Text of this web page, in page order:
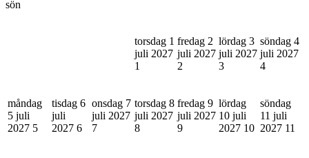
sön
torsdag 1
juli 2027
1
fredag 2
juli 2027
2
lördag 3
juli 2027
3
söndag 4
juli 2027
4
måndag
5 juli
2027 5
tisdag 6
juli
2027 6
onsdag 7
juli 2027
7
torsdag 8
juli 2027
8
fredag 9
juli 2027
9
lördag
10 juli
2027 10
söndag
11 juli
2027 11